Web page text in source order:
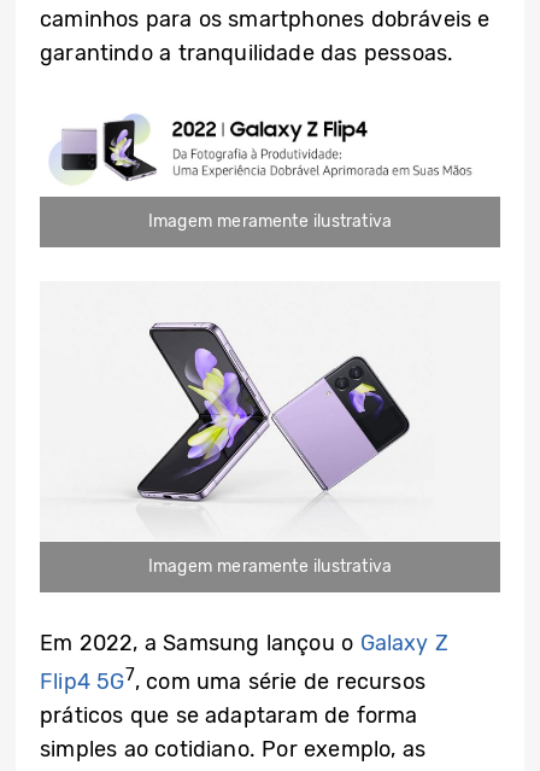
caminhos para os smartphones dobráveis e
garantindo a tranquilidade das pessoas.
Imagem meramente ilustrativa
Imagem meramente ilustrativa
Em 2022, a Samsung lançou o Galaxy Z
Flip4 5G7, com uma série de recursos
práticos que se adaptaram de forma
simples ao cotidiano. Por exemplo, as